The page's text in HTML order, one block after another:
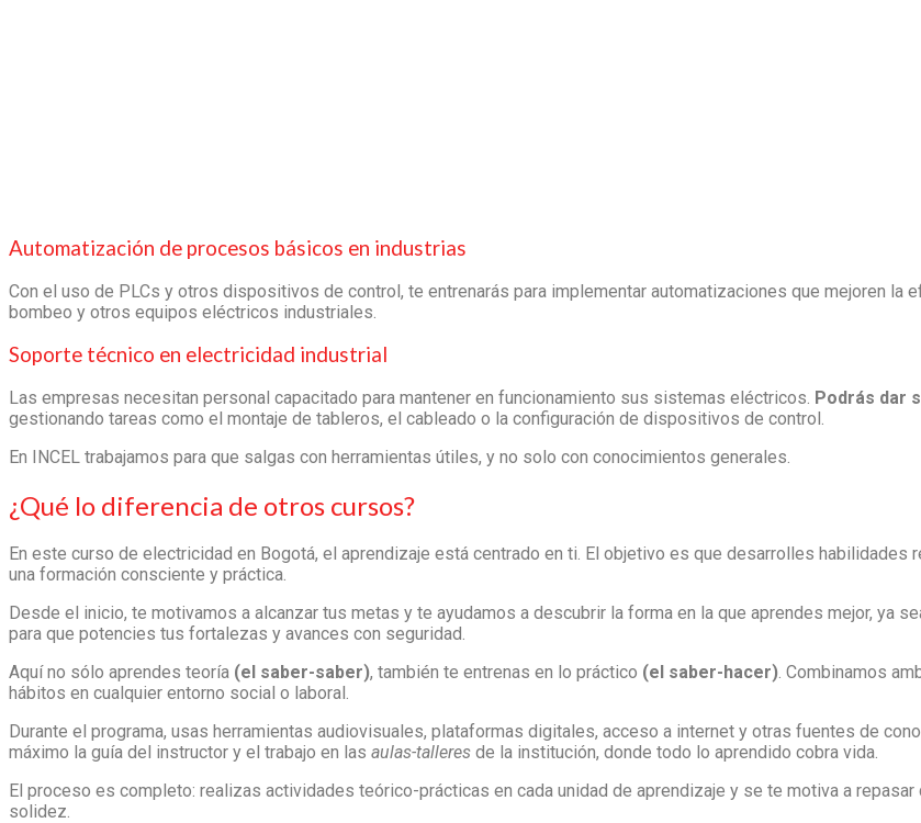
Automatización de procesos básicos en industrias
Con el uso de PLCs y otros dispositivos de control, te entrenarás para implementar automatizaciones que mejoren
bombeo y otros equipos eléctricos industriales.
Soporte técnico en electricidad industrial
Las empresas necesitan personal capacitado para mantener en funcionamiento sus sistemas eléctricos. Podrás dar
gestionando tareas como el montaje de tableros, el cableado o la configuración de dispositivos de control.
En INCEL trabajamos para que salgas con herramientas útiles, y no solo con conocimientos generales.
¿Qué lo diferencia de otros cursos?
En este curso de electricidad en Bogotá, el aprendizaje está centrado en ti. El objetivo es que desarrolles
una formación consciente y práctica.
Desde el inicio, te motivamos a alcanzar tus metas y te ayudamos a descubrir la forma en la que aprendes mejor, ya
para que potencies tus fortalezas y avances con seguridad.
Aquí no sólo aprendes teoría (el saber-saber), también te entrenas en lo práctico (el saber-hacer). Combinamos
hábitos en cualquier entorno social o laboral.
Durante el programa, usas herramientas audiovisuales, plataformas digitales, acceso a internet y otras fuentes de
máximo la guía del instructor y el trabajo en las aulas-talleres de la institución, donde todo lo aprendido cobra vida.
El proceso es completo: realizas actividades teórico-prácticas en cada unidad de aprendizaje y se te motiva a
solidez.